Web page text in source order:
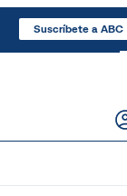
Suscríbete a ABC